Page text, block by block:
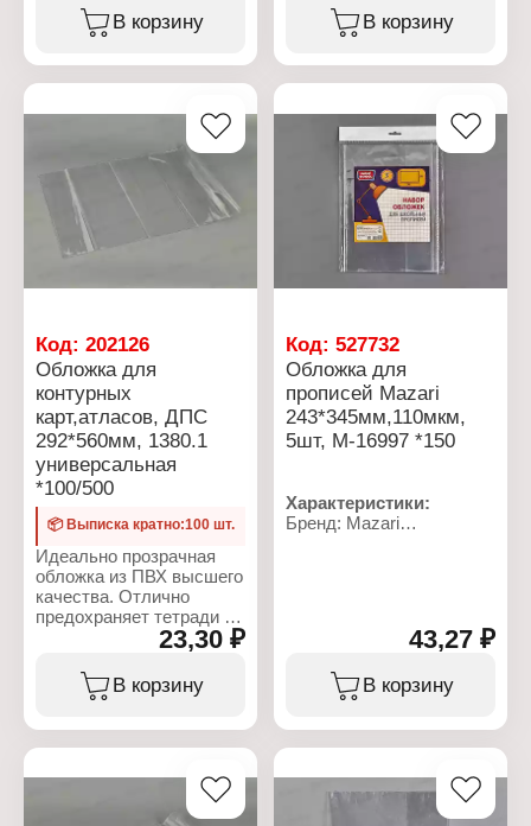
контурных карт, атласов
и тетрадей A4
Количество: 10 шт
Плотность: 50 мкм
В корзину
увеличивая срок их
службы и сохраняя
Характеристики:
Торговая марка:
Тип товара: Обложка
Назначение: для
контурных карт и
атласов
Размер: 292х442 мм
Плотность: 120 мкм
Материал: ПВХ
В корзину
Код: 202126
Обложка для
контурных
карт,атласов, ДПС
292*560мм, 1380.1
универсальная
*100/500
📦 Выписка кратно:100 шт.
Идеально прозрачная
обложка из ПВХ высшего
качества. Отлично
предохраняет тетради и
учебники от внешних
воздействий, тем самым
увеличивая срок их
службы и сохраняя
Характеристики:
23,30 ₽
В корзину
Код:527732
Обложка для
прописей Mazari
243*345мм,110мкм,
5шт, М-16997 *150
Характеристики:
Бренд: Mazari
Материал: ПВХ
Размер: 243х345 мм
Плотность: 110 мкм
43,27 ₽
В корзину